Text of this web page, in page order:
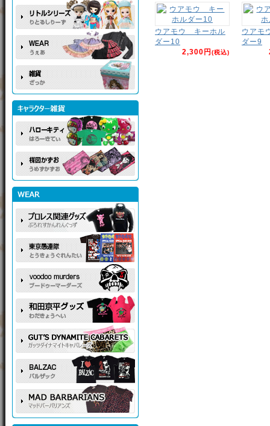
ウアモウ キーホル
ダー10
2,300円(税込)
ウアモ
ダー9